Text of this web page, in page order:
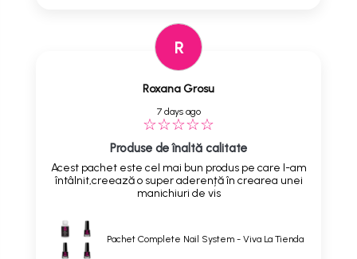
R
Roxana Grosu
7 days ago
Produse de înaltă calitate
Acest pachet este cel mai bun produs pe care l-am
întâlnit,creează o super aderență în crearea unei
manichiuri de vis
Pachet Complete Nail System - Viva La Tienda